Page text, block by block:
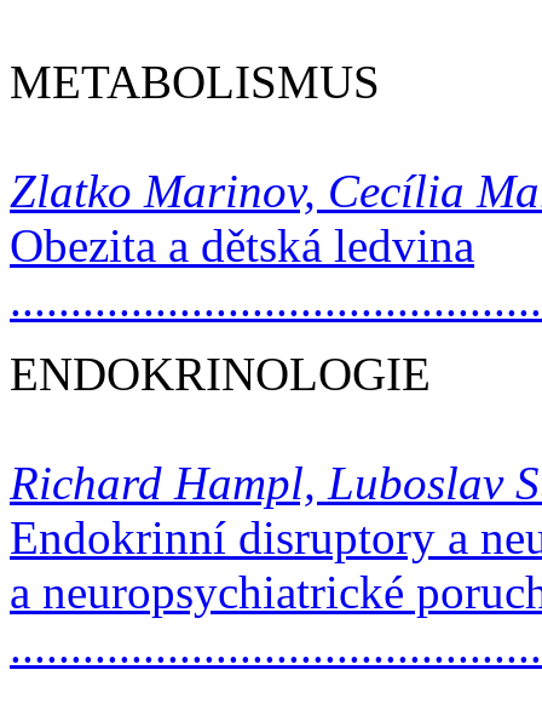
METABOLISMUS
Zlatko Marinov, Cecília
Obezita a dětská ledvina
ENDOKRINOLOGIE
Richard Hampl, Luboslav
Endokrinní disruptory a
a neuropsychiatrické